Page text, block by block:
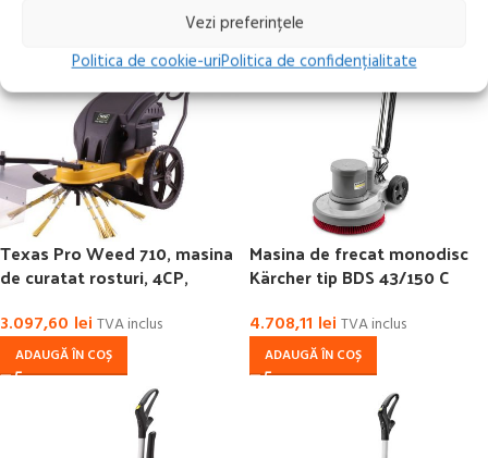
Vezi preferințele
Politica de cookie-uriPolitica de confidențialitate
Texas Pro Weed 710, masina
de curatat rosturi, 4CP,
70 cm
3.097,60 lei TVA inclus
ADAUGĂ ÎN COȘ
Masina de frecat monodisc
Kärcher tip BDS 43/150 C
4.708,11 lei TVA inclus
ADAUGĂ ÎN COȘ